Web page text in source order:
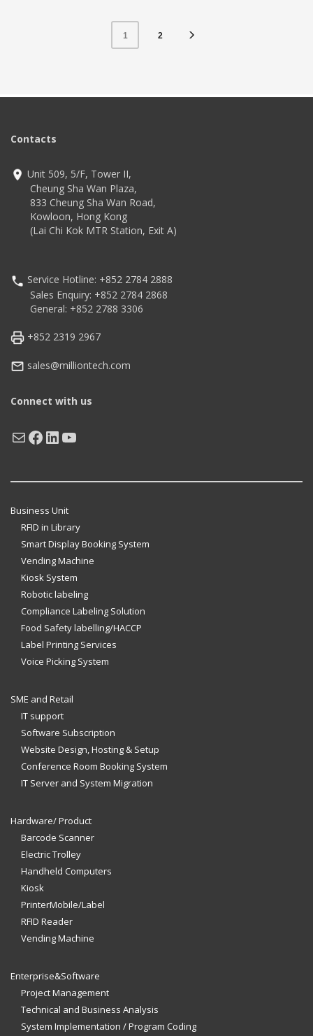
1 2
Contacts
Unit 509, 5/F, Tower II,
Cheung Sha Wan Plaza,
833 Cheung Sha Wan Road,
Kowloon, Hong Kong
(Lai Chi Kok MTR Station, Exit A)
Service Hotline: +852 2784 2888
Sales Enquiry: +852 2784 2868
General: +852 2788 3306
+852 2319 2967
sales@milliontech.com
Connect with us
MailFacebook
LinkedIn
YouTube
Business Unit
RFID in Library
Smart Display Booking System
Vending Machine
Kiosk System
Robotic labeling
Compliance Labeling Solution
Food Safety labelling/HACCP
Label Printing Services
Voice Picking System
SME and Retail
IT support
Software Subscription
Website Design, Hosting & Setup
Conference Room Booking System
IT Server and System Migration
Hardware/ Product
Barcode Scanner
Electric Trolley
Handheld Computers
Kiosk
PrinterMobile/Label
RFID Reader
Vending Machine
Enterprise&Software
Project Management
Technical and Business Analysis
System Implementation / Program Coding